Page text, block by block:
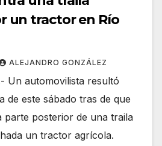
un tractor en Río
ALEJANDRO GONZÁLEZ
Un automovilista resultó
de este sábado tras de que
parte posterior de una traila
un tractor agrícola.